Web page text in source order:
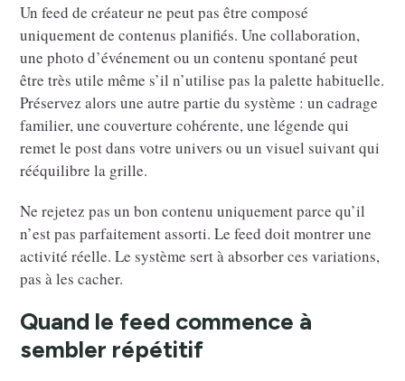
Un feed de créateur ne peut pas être composé
uniquement de contenus planifiés. Une collaboration,
une photo d’événement ou un contenu spontané peut
être très utile même s’il n’utilise pas la palette habituelle.
Préservez alors une autre partie du système : un cadrage
familier, une couverture cohérente, une légende qui
remet le post dans votre univers ou un visuel suivant qui
rééquilibre la grille.
Ne rejetez pas un bon contenu uniquement parce qu’il
n’est pas parfaitement assorti. Le feed doit montrer une
activité réelle. Le système sert à absorber ces variations,
pas à les cacher.
Quand le feed commence à
sembler répétitif